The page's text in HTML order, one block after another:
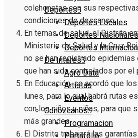
Deportes
Deportes Locales
Deportes Nacionales
Deportes
De Interés
Agro Data
Artistas
Eventos
Conózcanos
Programacion
Portafolio
colchonetas con sus
condiciones de descanso.
En temas de salud, el Distrito
Ministerio de Salud y la Cruz
no se han registrado epidemias
que han sido controlados por el
En Educación, se acordó que
lunes, para lo cual habrá rutas
con los niños y niñas, para que
más grandes.
El Distrito trabajará las